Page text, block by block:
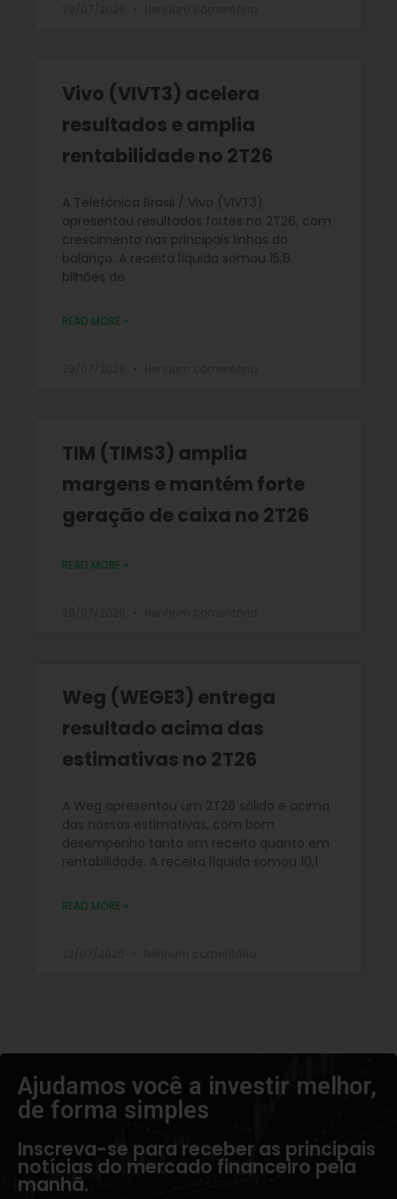
Vivo (VIVT3) acelera
resultados e amplia
rentabilidade no 2T26
A Telefônica Brasil / Vivo (VIVT3)
apresentou resultados fortes no 2T26, com
crescimento nas principais linhas do
balanço. A receita líquida somou 15,8
bilhões de
READ MORE »
TIM (TIMS3) amplia
margens e mantém forte
geração de caixa no 2T26
READ MORE »
Weg (WEGE3) entrega
resultado acima das
estimativas no 2T26
A Weg apresentou um 2T26 sólido e acima
das nossas estimativas, com bom
desempenho tanto em receita quanto em
rentabilidade. A receita líquida somou 10,1
READ MORE »
Ajudamos você a investir melhor,
de forma simples​
Inscreva-se para receber as principais
notícias do mercado financeiro pela
manhã.